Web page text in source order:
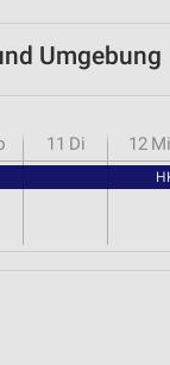
Umgebung
11 Di 12 Mi